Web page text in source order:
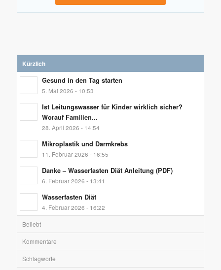
Kürzlich
Gesund in den Tag starten
5. Mai 2026 - 10:53
Ist Leitungswasser für Kinder wirklich sicher?
Worauf Familien...
28. April 2026 - 14:54
Mikroplastik und Darmkrebs
11. Februar 2026 - 16:55
Danke – Wasserfasten Diät Anleitung (PDF)
6. Februar 2026 - 13:41
Wasserfasten Diät
4. Februar 2026 - 16:22
Beliebt
Kommentare
Schlagworte